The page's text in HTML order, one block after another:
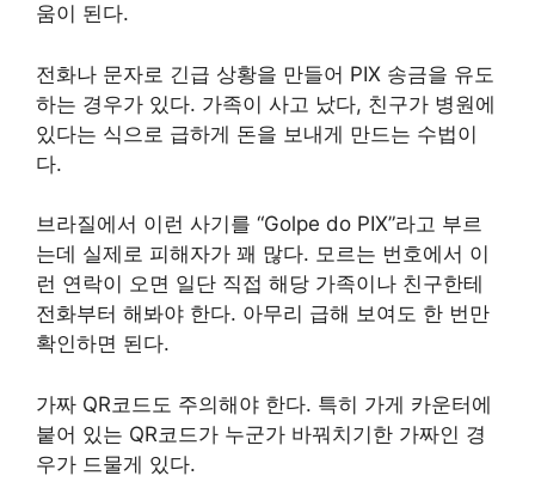
움이 된다.
전화나 문자로 긴급 상황을 만들어 PIX 송금을 유도
하는 경우가 있다. 가족이 사고 났다, 친구가 병원에
있다는 식으로 급하게 돈을 보내게 만드는 수법이
다.
브라질에서 이런 사기를 “Golpe do PIX”라고 부르
는데 실제로 피해자가 꽤 많다. 모르는 번호에서 이
런 연락이 오면 일단 직접 해당 가족이나 친구한테
전화부터 해봐야 한다. 아무리 급해 보여도 한 번만
확인하면 된다.
가짜 QR코드도 주의해야 한다. 특히 가게 카운터에
붙어 있는 QR코드가 누군가 바꿔치기한 가짜인 경
우가 드물게 있다.